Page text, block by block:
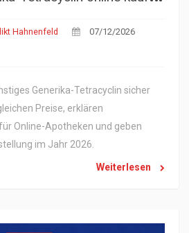
Hahnenfeld
07/12/2026
Generika-Tetracyclin sicher
Preise, erklären
Online-Apotheken und geben
im Jahr 2026.
Weiterlesen